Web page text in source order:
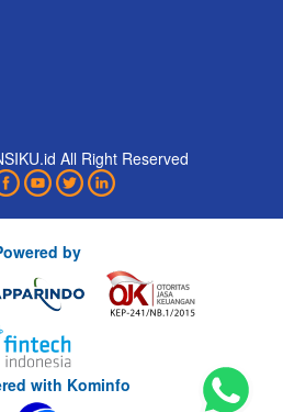
All Right Reserved
by
with Kominfo